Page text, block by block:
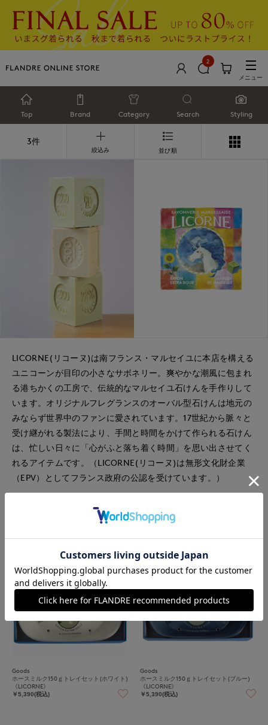
2
メニュー
Top Brand Category Search Styling
3件
絞込み 並び順
LICORNE(リコーヌ)は南フランス・マルセイユに本店を構える
ユニコーンが目印の小さなサボネリー。爽やかな潮風に包まれ
る港ちかくの工房で、伝統的なマルセイユ石けんを手作りして
います。オリジナルフレグランスのオーバル型石けんは地元の
みならず世界中のファンに愛されています。17世紀から脈々と
受け継がれる製法により、手間と時間をかけて作られる石けん
は、忙しい日々に「心がふと落ち着く時間」を思い出させてく
れるアイテムです。（LICORNE(リコーヌ)は無形文化財企業
（EPV）としてフランス政府の公認を受けています。）
Goods
ホースミルク150ｇトレイセット(ホワイト)
《LICORNE》
￥5,390(税込)
Goods
ホースミルク150ｇトレイセット(ブルー)
《LICORNE》
￥5,390(税込)